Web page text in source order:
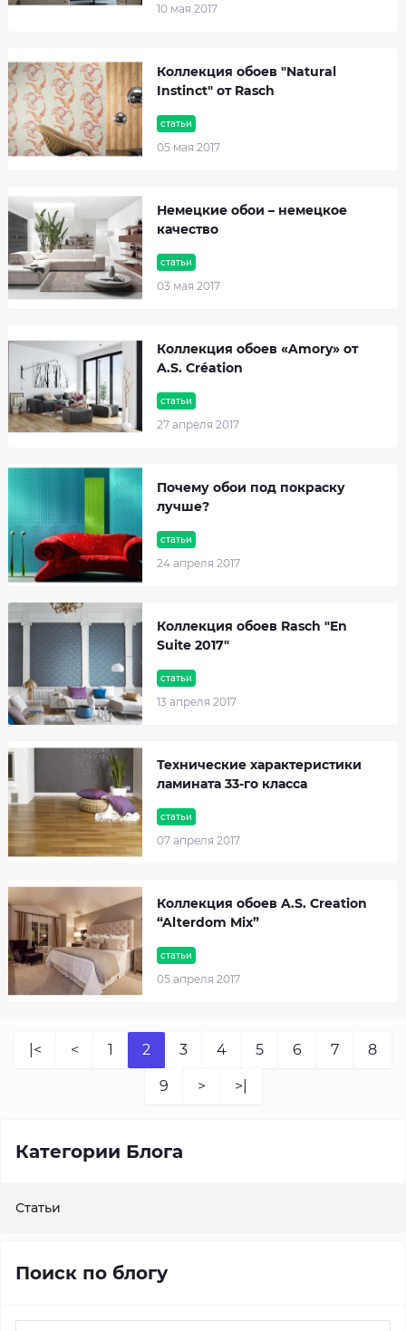
10 мая 2017
статьи
05 мая 2017
Коллекция обоев "Natural
Instinct" от Rasch
статьи
03 мая 2017
Немецкие обои – немецкое
качество
статьи
27 апреля 2017
Коллекция обоев «Amory» от
A.S. Création
статьи
24 апреля 2017
Почему обои под покраску
лучше?
статьи
13 апреля 2017
Коллекция обоев Rasch "En
Suite 2017"
статьи
07 апреля 2017
Технические характеристики
ламината 33-го класса
статьи
05 апреля 2017
Коллекция обоев A.S. Creation
“Alterdom Mix”
|< < 1 2 3 4 5 6 7 8
9 > >|
Категории Блога
Статьи
Поиск по блогу